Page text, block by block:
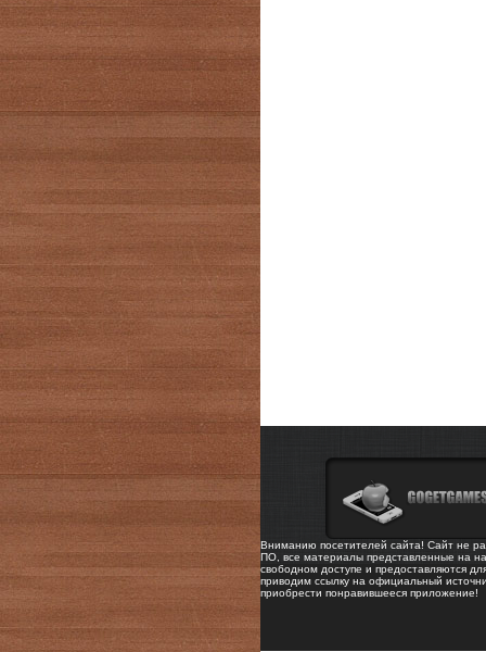
Вниманию посетителей сайта! Сайт не
ПО, все материалы представленные на
свободном доступе и предоставляются
приводим ссылку на официальный
приобрести понравившееся приложение!